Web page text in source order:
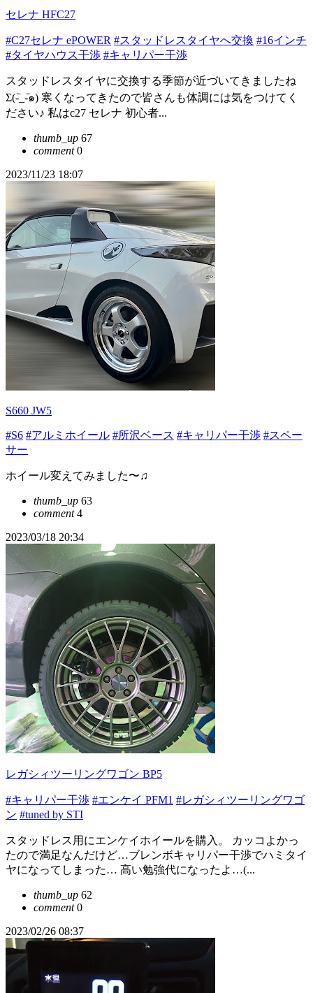
セレナ HFC27
#C27セレナ ePOWER #スタッドレスタイヤへ交換 #16インチ
#タイヤハウス干渉 #キャリパー干渉
スタッドレスタイヤに交換する季節が近づいてきましたね
Σ(-᷅_-᷄๑) 寒くなってきたので皆さんも体調には気をつけてく
ださい♪ 私はc27 セレナ 初心者...
thumb_up 67
comment0
2023/11/23 18:07
S660 JW5
#S6 #アルミホイール #所沢ベース #キャリパー干渉 #スペー
サー
ホイール変えてみました〜♫
thumb_up 63
comment4
2023/03/18 20:34
レガシィツーリングワゴン BP5
#キャリパー干渉 #エンケイ PFM1 #レガシィツーリングワゴ
ン #tuned by STI
スタッドレス用にエンケイホイールを購入。 カッコよかっ
たので満足なんだけど…ブレンボキャリパー干渉でハミタイ
ヤになってしまった… 高い勉強代になったよ…(...
thumb_up 62
comment0
2023/02/26 08:37